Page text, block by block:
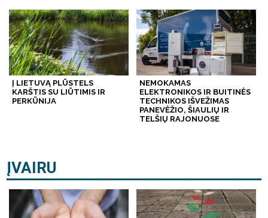
Į LIETUVĄ PLŪSTELS
KARŠTIS SU LIŪTIMIS IR
PERKŪNIJA
NEMOKAMAS
ELEKTRONIKOS IR BUITINĖS
TECHNIKOS IŠVEŽIMAS
PANEVĖŽIO, ŠIAULIŲ IR
TELŠIŲ RAJONUOSE
ĮVAIRU